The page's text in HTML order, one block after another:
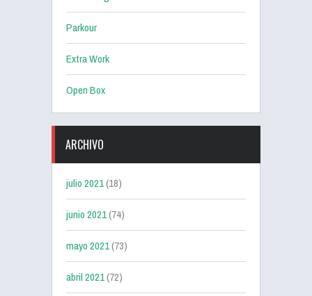
Parkour
Extra Work
Open Box
ARCHIVO
julio 2021(18)
junio 2021(74)
mayo 2021(73)
abril 2021(72)